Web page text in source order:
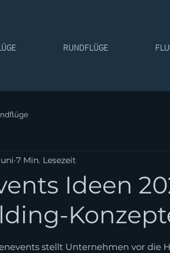
RUNDFLÜGE
Ideen
7 Min. Lesezeit
bewertet.
stellt Unternehmen vor die